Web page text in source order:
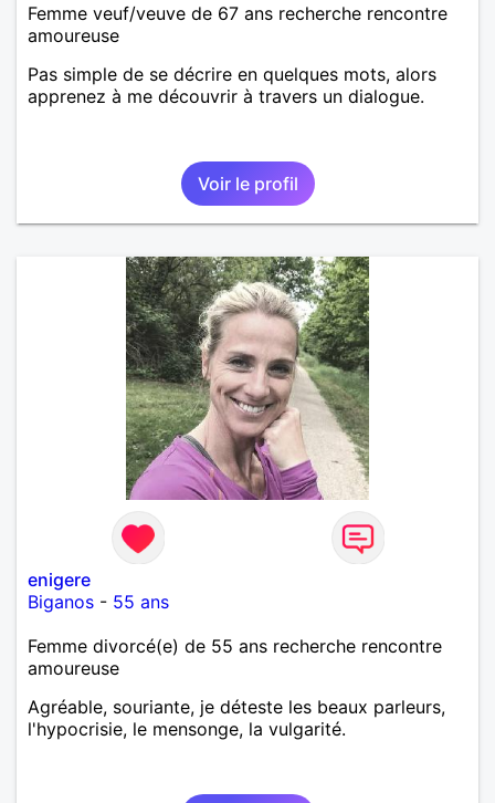
Femme veuf/veuve de 67 ans recherche rencontre
amoureuse
Pas simple de se décrire en quelques mots, alors
apprenez à me découvrir à travers un dialogue.
Voir le profil
enigere
Biganos - 55 ans
Femme divorcé(e) de 55 ans recherche rencontre
amoureuse
Agréable, souriante, je déteste les beaux parleurs,
l'hypocrisie, le mensonge, la vulgarité.